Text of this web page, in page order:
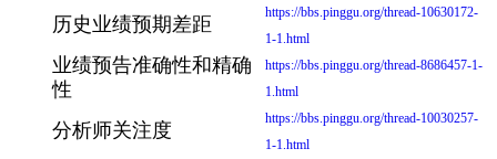
历史业绩预期差距
https://bbs.pinggu.org/thread-10630172-
1-1.html
业绩预告准确性和精确
性
https://bbs.pinggu.org/thread-8686457-1-
1.html
分析师关注度
https://bbs.pinggu.org/thread-10030257-
1-1.html